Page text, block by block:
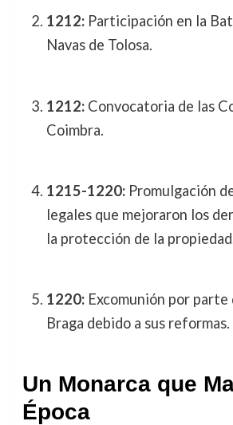
1212:Participación en la
Navas de Tolosa.
1212:Convocatoria de las
Coimbra.
1215-1220:Promulgación
legales que mejoraron los
la protección de la
1220:Excomunión por parte
Braga debido a sus reformas.
Un Monarca que
Época